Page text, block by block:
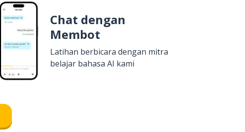
Chat dengan
Membot
Latihan berbicara dengan mitra
belajar bahasa AI kami